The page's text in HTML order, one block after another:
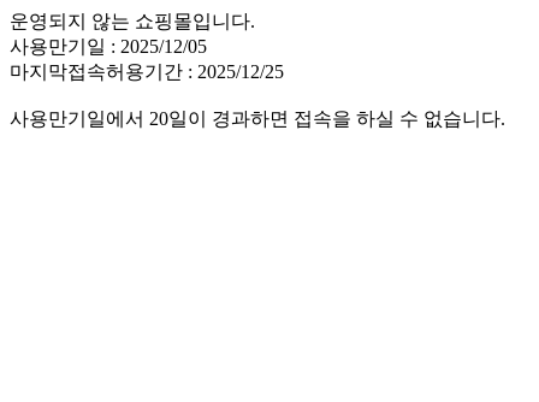
운영되지 않는 쇼핑몰입니다.
사용만기일 : 2025/12/05
마지막접속허용기간 : 2025/12/25
사용만기일에서 20일이 경과하면 접속을 하실 수 없습니다.